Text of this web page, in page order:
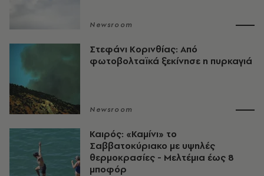
Newsroom
Στεφάνι Κορινθίας: Από
φωτοβολταϊκά ξεκίνησε η πυρκαγιά
Newsroom
Καιρός: «Καμίνι» το
Σαββατοκύριακο με υψηλές
θερμοκρασίες - Mελτέμια έως 8
μποφόρ